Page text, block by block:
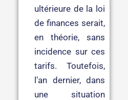
ultérieure de la loi
de finances serait,
en théorie, sans
incidence sur ces
tarifs. Toutefois,
l’an dernier, dans
une situation